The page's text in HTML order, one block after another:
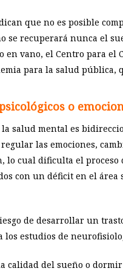
que no es posible
se recuperará nunca el
vano, el Centro para el
para la salud pública,
o
salud mental es
las emociones,
lo cual dificulta el proceso
con un déficit en el
de desarrollar un
los estudios de
calidad del sueño o